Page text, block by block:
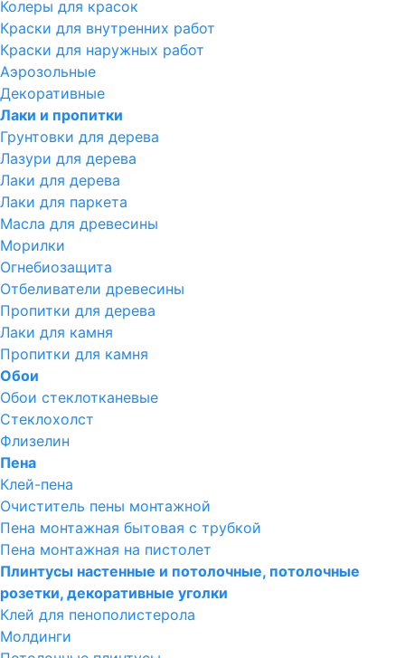
Колеры для красок
Краски для внутренних работ
Краски для наружных работ
Аэрозольные
Декоративные
Лаки и пропитки
Грунтовки для дерева
Лазури для дерева
Лаки для дерева
Лаки для паркета
Масла для древесины
Морилки
Огнебиозащита
Отбеливатели древесины
Пропитки для дерева
Лаки для камня
Пропитки для камня
Обои
Обои стеклотканевые
Стеклохолст
Флизелин
Пена
Клей-пена
Очиститель пены монтажной
Пена монтажная бытовая с трубкой
Пена монтажная на пистолет
Плинтусы настенные и потолочные, потолочные
розетки, декоративные уголки
Клей для пенополистерола
Молдинги